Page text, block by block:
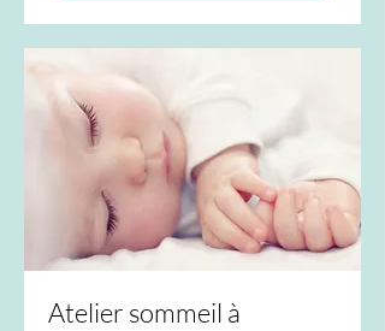
Atelier sommeil à